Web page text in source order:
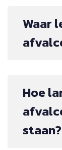
Waar
Hoe
staan?